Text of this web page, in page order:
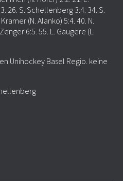
26. S. Schellenberg 3:4. 34. S.
(N. Alanko) 5:4. 40. N.
6:5. 55. L. Gaugere (L.
Unihockey Basel Regio. keine